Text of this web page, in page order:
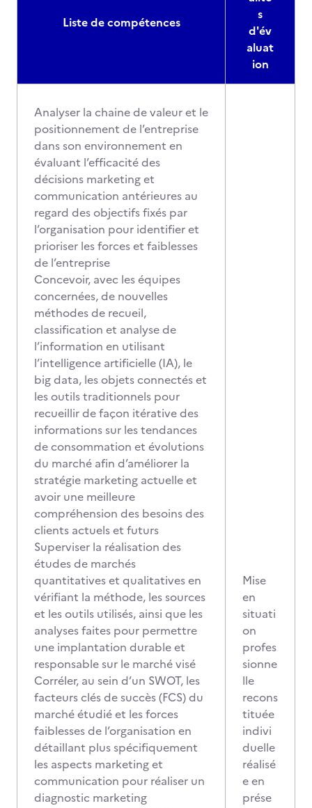
Liste de compétences
s
d'év
aluat
ion
Analyser la chaine de valeur et le
positionnement de l’entreprise
dans son environnement en
évaluant l’efficacité des
décisions marketing et
communication antérieures au
regard des objectifs fixés par
l’organisation pour identifier et
prioriser les forces et faiblesses
de l’entreprise
Concevoir, avec les équipes
concernées, de nouvelles
méthodes de recueil,
classification et analyse de
l’information en utilisant
l’intelligence artificielle (IA), le
big data, les objets connectés et
les outils traditionnels pour
recueillir de façon itérative des
informations sur les tendances
de consommation et évolutions
du marché afin d’améliorer la
stratégie marketing actuelle et
avoir une meilleure
compréhension des besoins des
clients actuels et futurs
Superviser la réalisation des
études de marchés
quantitatives et qualitatives en
vérifiant la méthode, les sources
et les outils utilisés, ainsi que les
analyses faites pour permettre
une implantation durable et
responsable sur le marché visé
Corréler, au sein d’un SWOT, les
facteurs clés de succès (FCS) du
marché étudié et les forces
faiblesses de l’organisation en
détaillant plus spécifiquement
les aspects marketing et
communication pour réaliser un
diagnostic marketing
Mise
en
situati
on
profes
sionne
lle
recons
tituée
indivi
duelle
réalisé
e en
prése